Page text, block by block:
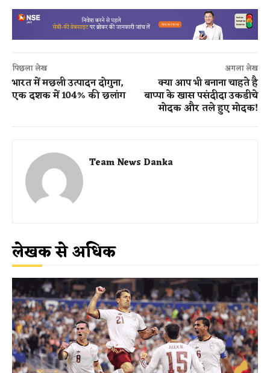
पिछला लेख
भारत में मछली उत्पादन दोगुना,
एक दशक में 104% की छलांग
अगला लेख
क्या आप भी बनाना चाहते है
बाप्पा के खास पसंदीदा उकडीचे
मोदक और तले हुए मोदक!
Team News Danka
लेखक से अधिक